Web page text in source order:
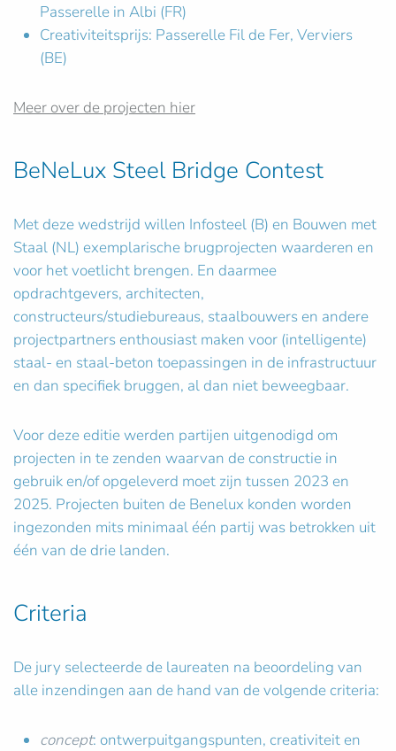
Passerelle in Albi (FR)
Creativiteitsprijs: Passerelle Fil de Fer, Verviers
(BE)
Meer over de projecten hier
BeNeLux Steel Bridge Contest
Met deze wedstrijd willen Infosteel (B) en Bouwen met
Staal (NL) exemplarische brugprojecten waarderen en
voor het voetlicht brengen. En daarmee
opdrachtgevers, architecten,
constructeurs/studiebureaus, staalbouwers en andere
projectpartners enthousiast maken voor (intelligente)
staal- en staal-beton toepassingen in de infrastructuur
en dan specifiek bruggen, al dan niet beweegbaar.
Voor deze editie werden partijen uitgenodigd om
projecten in te zenden waarvan de constructie in
gebruik en/of opgeleverd moet zijn tussen 2023 en
2025. Projecten buiten de Benelux konden worden
ingezonden mits minimaal één partij was betrokken uit
één van de drie landen.
Criteria
De jury selecteerde de laureaten na beoordeling van
alle inzendingen aan de hand van de volgende criteria:
concept: ontwerpuitgangspunten, creativiteit en